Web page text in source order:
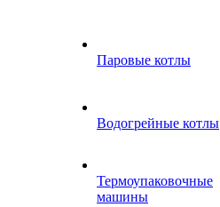
Паровые котлы
Водогрейные котлы
Термоупаковочные
машины